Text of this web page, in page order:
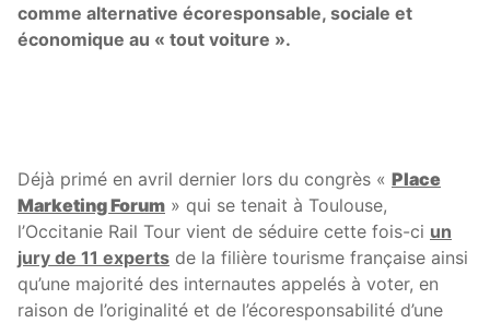
comme alternative écoresponsable, sociale et
économique au « tout voiture ».
Déjà primé en avril dernier lors du congrès « Place
Marketing Forum » qui se tenait à Toulouse,
l’Occitanie Rail Tour vient de séduire cette fois-ci un
jury de 11 experts de la filière tourisme française ainsi
qu’une majorité des internautes appelés à voter, en
raison de l’originalité et de l’écoresponsabilité d’une